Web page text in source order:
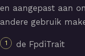
en aangepast aan
andere gebruik
de FpdiTrait